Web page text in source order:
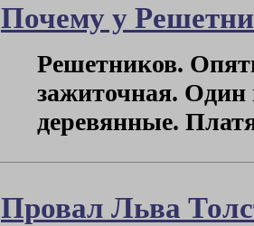
Почему у
Решетников.
зажиточная. Один
деревянные.
Провал Льва